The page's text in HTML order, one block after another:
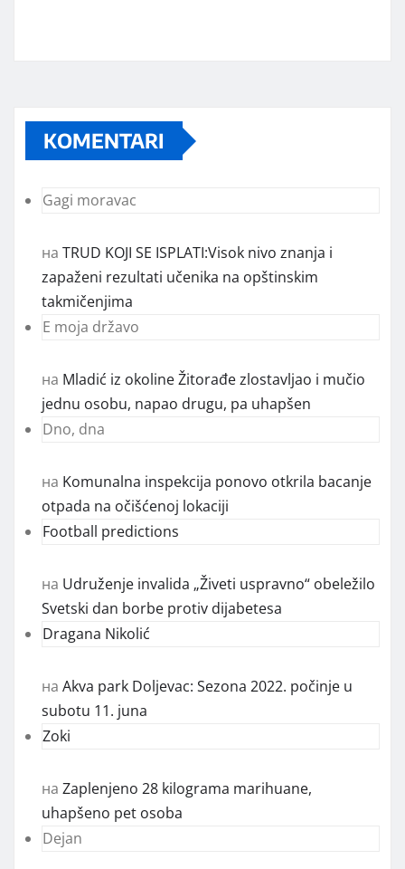
KOMENTARI
Gagi moravac
на TRUD KOJI SE ISPLATI:Visok nivo znanja i
zapaženi rezultati učenika na opštinskim
takmičenjima
E moja državo
на Mladić iz okoline Žitorađe zlostavljao i mučio
jednu osobu, napao drugu, pa uhapšen
Dno, dna
на Komunalna inspekcija ponovo otkrila bacanje
otpada na očišćenoj lokaciji
Football predictions
на Udruženje invalida „Živeti uspravno“ obeležilo
Svetski dan borbe protiv dijabetesa
Dragana Nikolić
на Akva park Doljevac: Sezona 2022. počinje u
subotu 11. juna
Zoki
на Zaplenjeno 28 kilograma marihuane,
uhapšeno pet osoba
Dejan